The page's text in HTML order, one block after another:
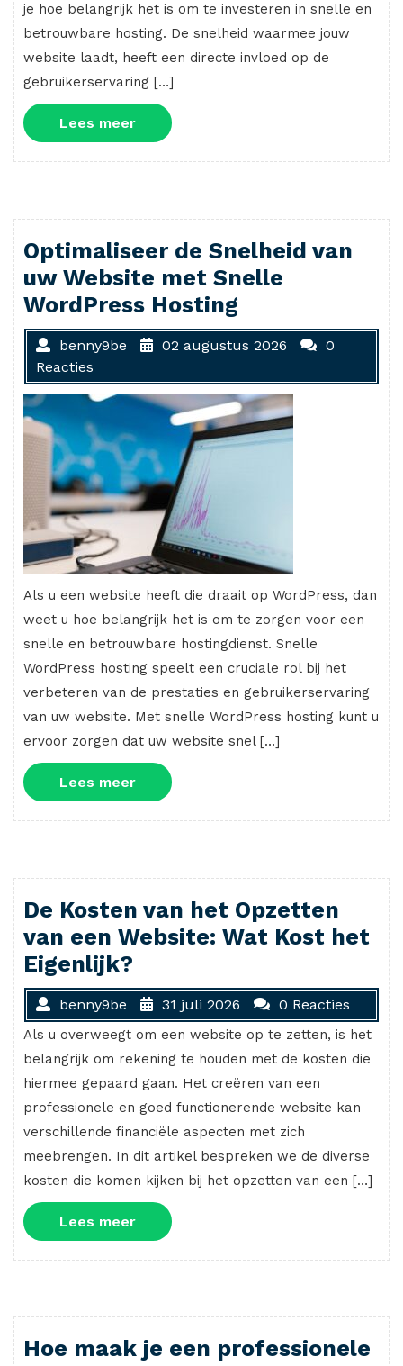
je hoe belangrijk het is om te investeren in snelle en
betrouwbare hosting. De snelheid waarmee jouw
website laadt, heeft een directe invloed op de
gebruikerservaring […]
Lees meerLees
meer
Optimaliseer de Snelheid van
uw Website met Snelle
WordPress Hosting
benny9be 02 augustus 2026
0
Reacties
Als u een website heeft die draait op WordPress, dan
weet u hoe belangrijk het is om te zorgen voor een
snelle en betrouwbare hostingdienst. Snelle
WordPress hosting speelt een cruciale rol bij het
verbeteren van de prestaties en gebruikerservaring
van uw website. Met snelle WordPress hosting kunt u
ervoor zorgen dat uw website snel […]
Lees meerLees
meer
De Kosten van het Opzetten
van een Website: Wat Kost het
Eigenlijk?
benny9be 31 juli 2026 0 Reacties
Als u overweegt om een website op te zetten, is het
belangrijk om rekening te houden met de kosten die
hiermee gepaard gaan. Het creëren van een
professionele en goed functionerende website kan
verschillende financiële aspecten met zich
meebrengen. In dit artikel bespreken we de diverse
kosten die komen kijken bij het opzetten van een […]
Lees meerLees
meer
Hoe maak je een professionele